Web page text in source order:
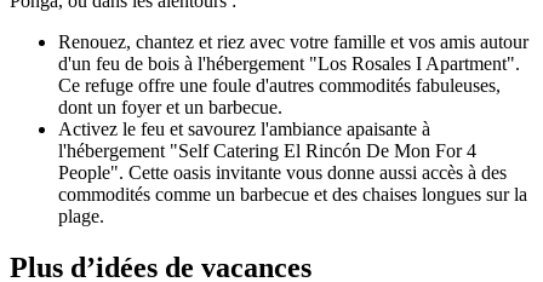
Renouez, chantez et riez avec votre famille et vos amis autour
d'un feu de bois à l'hébergement "Los Rosales I Apartment".
Ce refuge offre une foule d'autres commodités fabuleuses,
dont un foyer et un barbecue.
Activez le feu et savourez l'ambiance apaisante à
l'hébergement "Self Catering El Rincón De Mon For 4
People". Cette oasis invitante vous donne aussi accès à des
commodités comme un barbecue et des chaises longues sur la
plage.
Plus d’idées de vacances